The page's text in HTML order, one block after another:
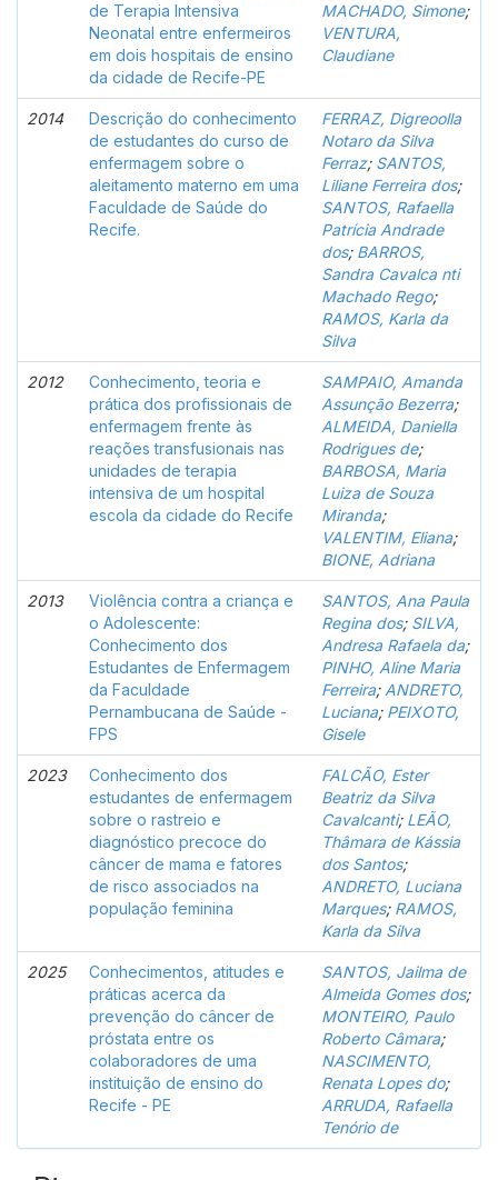
de Terapia Intensiva
Neonatal entre enfermeiros
em dois hospitais de ensino
da cidade de Recife-PE
MACHADO, Simone;
VENTURA,
Claudiane
2014
Descrição do conhecimento
de estudantes do curso de
enfermagem sobre o
aleitamento materno em uma
Faculdade de Saúde do
Recife.
FERRAZ, Digreoolla
Notaro da Silva
Ferraz; SANTOS,
Liliane Ferreira dos;
SANTOS, Rafaella
Patrícia Andrade
dos; BARROS,
Sandra Cavalca nti
Machado Rego;
RAMOS, Karla da
Silva
2012
Conhecimento, teoria e
prática dos profissionais de
enfermagem frente às
reações transfusionais nas
unidades de terapia
intensiva de um hospital
escola da cidade do Recife
SAMPAIO, Amanda
Assunção Bezerra;
ALMEIDA, Daniella
Rodrigues de;
BARBOSA, Maria
Luiza de Souza
Miranda;
VALENTIM, Eliana;
BIONE, Adriana
2013
Violência contra a criança e
o Adolescente:
Conhecimento dos
Estudantes de Enfermagem
da Faculdade
Pernambucana de Saúde -
FPS
SANTOS, Ana Paula
Regina dos; SILVA,
Andresa Rafaela da;
PINHO, Aline Maria
Ferreira; ANDRETO,
Luciana; PEIXOTO,
Gisele
2023
Conhecimento dos
estudantes de enfermagem
sobre o rastreio e
diagnóstico precoce do
câncer de mama e fatores
de risco associados na
população feminina
FALCÃO, Ester
Beatriz da Silva
Cavalcanti; LEÃO,
Thâmara de Kássia
dos Santos;
ANDRETO, Luciana
Marques; RAMOS,
Karla da Silva
2025
Conhecimentos, atitudes e
práticas acerca da
prevenção do câncer de
próstata entre os
colaboradores de uma
instituição de ensino do
Recife - PE
SANTOS, Jailma de
Almeida Gomes dos;
MONTEIRO, Paulo
Roberto Câmara;
NASCIMENTO,
Renata Lopes do;
ARRUDA, Rafaella
Tenório de